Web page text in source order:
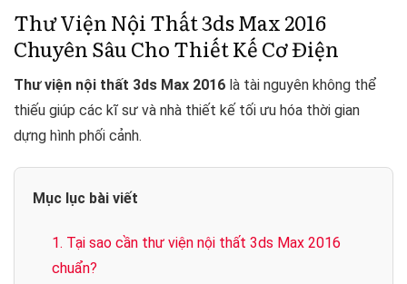
Thư Viện Nội Thất 3ds Max 2016
Chuyên Sâu Cho Thiết Kế Cơ Điện
Thư viện nội thất 3ds Max 2016 là tài nguyên không thể
thiếu giúp các kĩ sư và nhà thiết kế tối ưu hóa thời gian
dựng hình phối cảnh.
Mục lục bài viết
1. Tại sao cần thư viện nội thất 3ds Max 2016
chuẩn?